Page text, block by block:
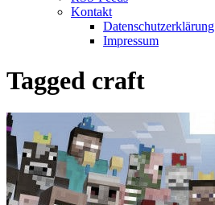
Kontakt
Datenschutzerklärung
Impressum
Tagged craft